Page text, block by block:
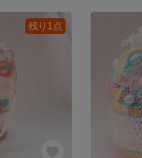
残り1点